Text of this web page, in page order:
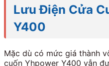
Lưu Điện Cửa
Y400
Mặc dù có mức giá thành
cuốn Yhpower Y400 vẫn